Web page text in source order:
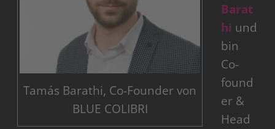
Tamás Barathi, Co-Founder von
BLUE COLIBRI
Barat
hi und
bin
Co-
found
er &
Head